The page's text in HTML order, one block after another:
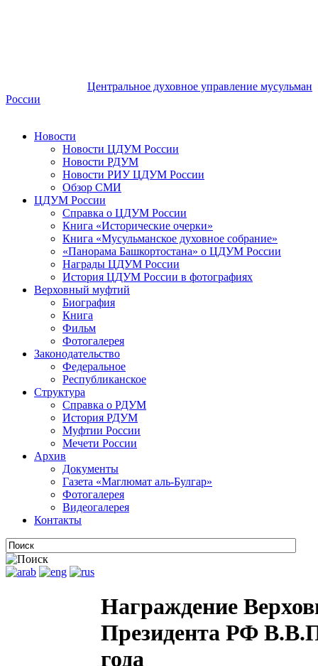
Центральное духовное управление мусульман
России
Новости
Новости ЦДУМ России
Новости РДУМ
Новости РИУ ЦДУМ России
Обзор СМИ
ЦДУМ России
Справка о ЦДУМ России
Книга «Исторические очерки»
Книга «Мусульманское духовное собрание»
«Панорама Башкортостана» о ЦДУМ России
Награды ЦДУМ России
История ЦДУМ России в фотографиях
Верховный муфтий
Биография
Книга
Фильм
Фотогалерея
Законодательство
Федеральное
Республиканское
Структура
Справка о РДУМ
История РДУМ
Муфтии России
Мечети России
Архив
Документы
Газета «Маглюмат аль-Булгар»
Фотогалерея
Видеогалерея
Контакты
Награждение
Президента РФ
года